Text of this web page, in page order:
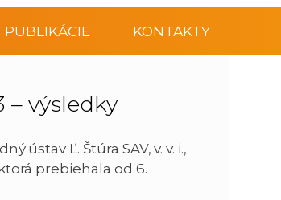
PUBLIKÁCIE KONTAKTY
– výsledky
ústav Ľ. Štúra SAV, v. v. i.,
prebiehala od 6.